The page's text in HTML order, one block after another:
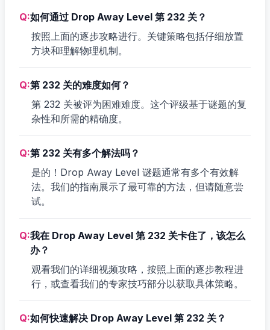
Q:如何通过 Drop Away Level 第 232 关？
按照上面的逐步攻略进行。关键策略包括仔细放置
方块和理解物理机制。
Q:第 232 关的难度如何？
第 232 关被评为困难难度。这个评级基于谜题的复
杂性和所需的精确度。
Q:第 232 关有多个解法吗？
是的！Drop Away Level 谜题通常有多个有效解
法。我们的指南展示了最可靠的方法，但请随意尝
试。
Q:我在 Drop Away Level 第 232 关卡住了，该怎么
办？
观看我们的详细视频攻略，按照上面的逐步教程进
行，或查看我们的专家技巧部分以获取具体策略。
Q:如何快速解决 Drop Away Level 第 232 关？